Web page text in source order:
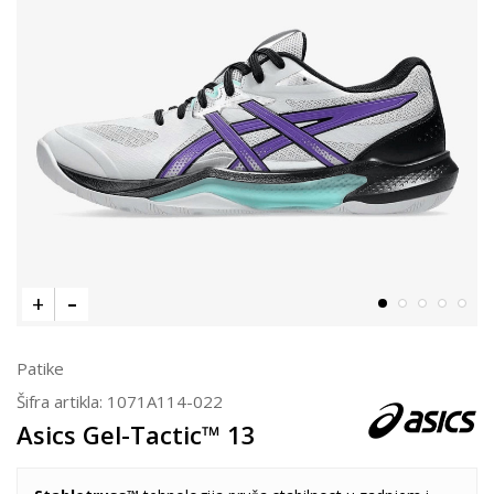
Patike
Šifra artikla: 1071A114-022
Asics Gel-Tactic™ 13